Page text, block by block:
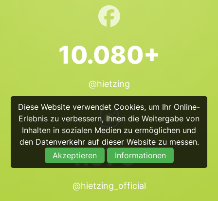
Diese Website verwendet Cookies, um Ihr Online-
Erlebnis zu verbessern, Ihnen die Weitergabe von
Inhalten in sozialen Medien zu ermöglichen und
den Datenverkehr auf dieser Website zu messen.
Akzeptieren
Informationen
10.080+
@hietzing
4.975+
@hietzing_official